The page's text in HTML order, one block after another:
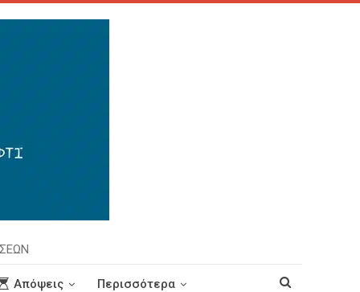
Απόψεις Περισσότερα